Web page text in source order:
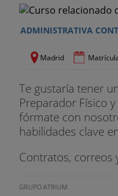
ADMINISTRATIVA
Madrid
Te gustaría tener
Preparador Físico
fórmate con
habilidades clave
Contratos, correos
GRUPO ATRIUM